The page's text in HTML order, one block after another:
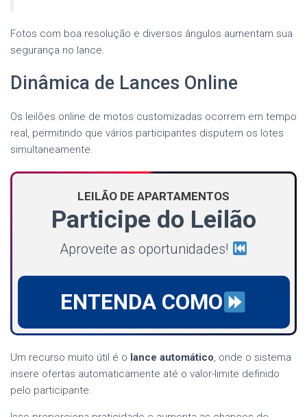
Fotos com boa resolução e diversos ângulos aumentam sua
segurança no lance.
Dinâmica de Lances Online
Os leilões online de motos customizadas ocorrem em tempo
real, permitindo que vários participantes disputem os lotes
simultaneamente.
LEILÃO DE APARTAMENTOS
Participe do Leilão
Aproveite as oportunidades!
ENTENDA COMO
Um recurso muito útil é o lance automático, onde o sistema
insere ofertas automaticamente até o valor-limite definido
pelo participante.